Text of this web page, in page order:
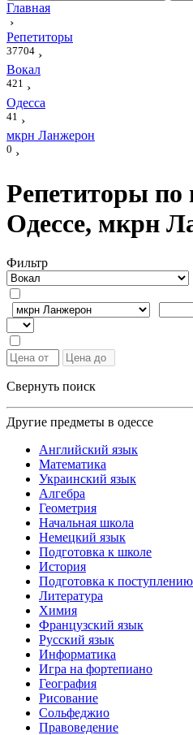
Главная
›
Репетиторы
37704 ›
Вокал
421 ›
Одесса
41 ›
мкрн Ланжерон
0 ›
Репетиторы по
Одессе, мкрн
Фильтр
Свернуть поиск
Другие предметы в одессе
Английский язык
Математика
Украинский язык
Алгебра
Геометрия
Начальная школа
Немецкий язык
Подготовка к школе
История
Подготовка к
Литература
Химия
Французский язык
Русский язык
Информатика
Игра на фортепиано
География
Рисование
Сольфеджио
Правоведение